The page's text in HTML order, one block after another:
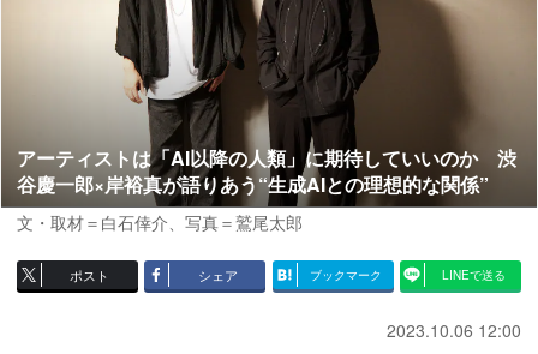
アーティストは「AI以降の人類」に期待していいのか 渋
谷慶一郎×岸裕真が語りあう“生成AIとの理想的な関係”
文・取材＝白石倖介、 写真＝鷲尾太郎
ポスト シェア ブックマーク LINEで送る
2023.10.06 12:00